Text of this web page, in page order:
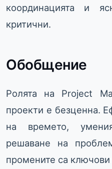
координацията и
критични.
Обобщение
Ролята на Project
проекти е безценна.
на времето,
решаване на
промените са